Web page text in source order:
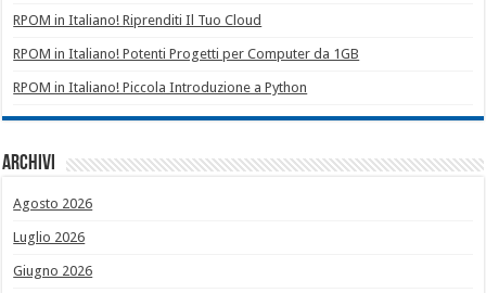
RPOM in Italiano! Riprenditi Il Tuo Cloud
RPOM in Italiano! Potenti Progetti per Computer da 1GB
RPOM in Italiano! Piccola Introduzione a Python
Archivi
Agosto 2026
Luglio 2026
Giugno 2026